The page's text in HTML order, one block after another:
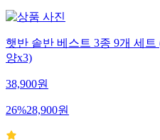
햇반 솥반 베스트 3종 9개 세
양x3)
38,900원
26%28,900원